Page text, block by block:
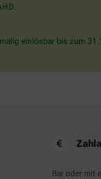
einlösbar bis zum
Bar oder mit